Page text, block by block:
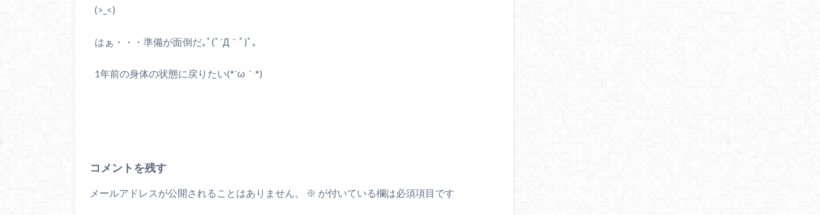
(>_<)
はぁ・・・準備が面倒だ｡ﾟ(ﾟ´Д｀ﾟ)ﾟ｡
1年前の身体の状態に戻りたい(*´ω｀*)
コメントを残す
メールアドレスが公開されることはありません。 ※ が付いている欄は必須項目です